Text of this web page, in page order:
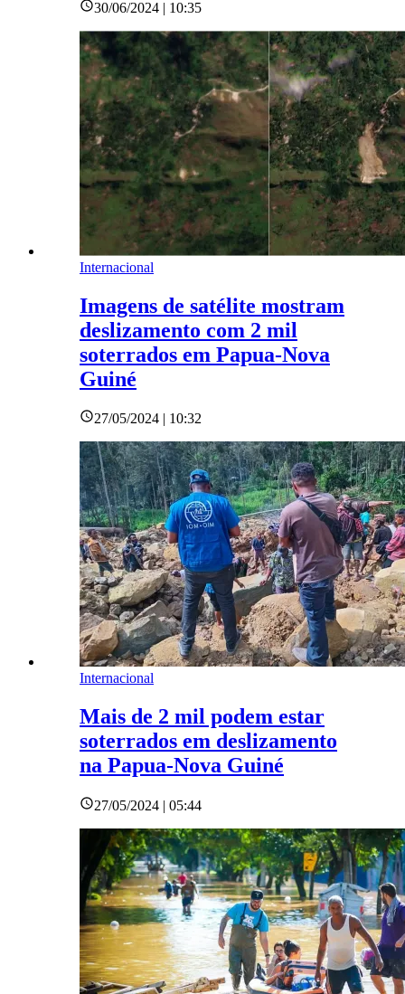
30/06/2024 | 10:35
Internacional
Imagens de satélite mostram
deslizamento com 2 mil
soterrados em Papua-Nova
Guiné
27/05/2024 | 10:32
Internacional
Mais de 2 mil podem estar
soterrados em deslizamento
na Papua-Nova Guiné
27/05/2024 | 05:44